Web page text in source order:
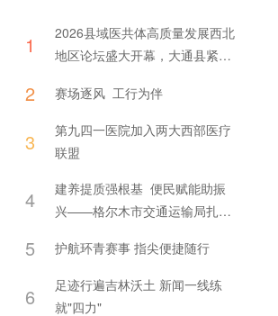
1
2026县域医共体高质量发展西北
地区论坛盛大开幕，大通县紧密
2 赛场逐风 工行为伴
3
第九四一医院加入两大西部医疗
联盟
4
建养提质强根基 便民赋能助振
兴——格尔木市交通运输局扎实
建设工作
5 护航环青赛事 指尖便捷随行
6
足迹行遍吉林沃土 新闻一线练
就"四力"